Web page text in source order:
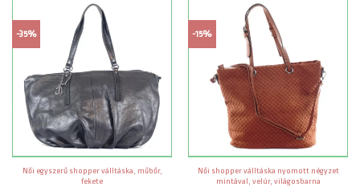
-35%
Női egyszerű shopper válltáska, műbőr,
fekete
-15%
Női shopper válltáska nyomott négyzet
mintával, velúr, világosbarna